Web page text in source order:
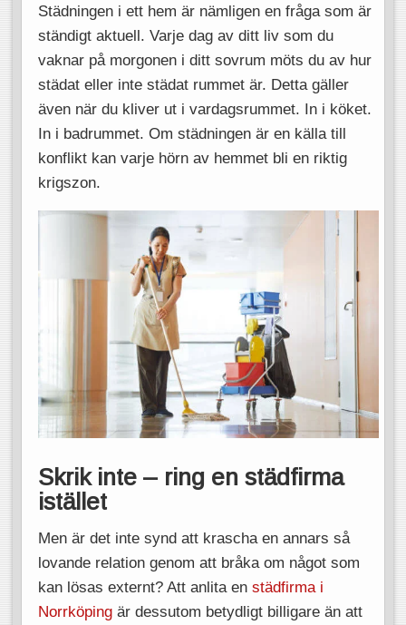
Städningen i ett hem är nämligen en fråga som är
ständigt aktuell. Varje dag av ditt liv som du
vaknar på morgonen i ditt sovrum möts du av hur
städat eller inte städat rummet är. Detta gäller
även när du kliver ut i vardagsrummet. In i köket.
In i badrummet. Om städningen är en källa till
konflikt kan varje hörn av hemmet bli en riktig
krigszon.
Skrik inte – ring en städfirma
istället
Men är det inte synd att krascha en annars så
lovande relation genom att bråka om något som
kan lösas externt? Att anlita en städfirma i
Norrköpingär dessutom betydligt billigare än att